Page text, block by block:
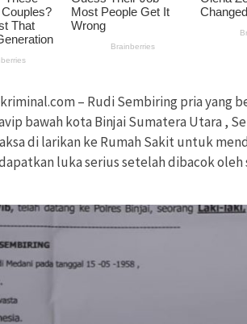
– Rudi Sembiring pria yang
bawah kota Binjai Sumatera Utara ,
di larikan ke Rumah Sakit untuk
luka serius setelah dibacok oleh